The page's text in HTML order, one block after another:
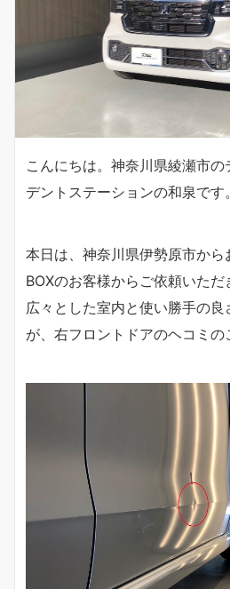
こんにちは。神奈川県綾瀬市の
デントステーションの和泉です。
本日は、神奈川県伊勢原市か
BOXのお客様からご依頼いただ
広々とした室内と使い勝手の
が、右フロントドアのヘコミの